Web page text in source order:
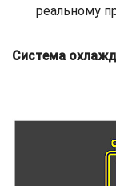
реальному
Система